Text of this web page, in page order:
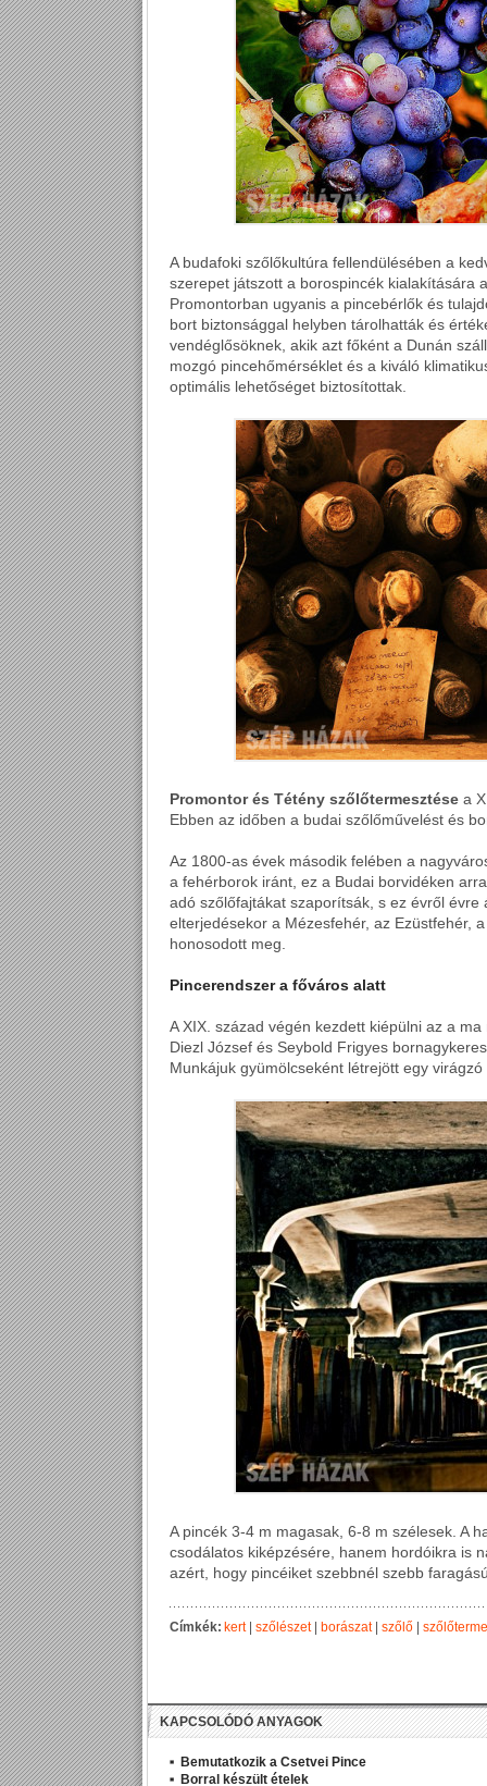
A budafoki szőlőkultúra fellendülésében a
szerepet játszott a borospincék kialakítására
Promontorban ugyanis a pincebérlők és
bort biztonsággal helyben tárolhatták és
vendéglősöknek, akik azt főként a Dunán
mozgó pincehőmérséklet és a kiváló
optimális lehetőséget biztosítottak.
Promontor és Tétény szőlőtermesztése a
Ebben az időben a budai szőlőművelést és
Az 1800-as évek második felében a
a fehérborok iránt, ez a Budai borvidéken
adó szőlőfajtákat szaporítsák, s ez évről évre
elterjedésekor a Mézesfehér, az Ezüstfehér,
honosodott meg.
Pincerendszer a főváros alatt
A XIX. század végén kezdett kiépülni az a
Diezl József és Seybold Frigyes
Munkájuk gyümölcseként létrejött egy
A pincék 3-4 m magasak, 6-8 m szélesek. A
csodálatos kiképzésére, hanem hordóikra is
azért, hogy pincéiket szebbnél szebb
Címkék: kert| szőlészet| borászat| szőlő
KAPCSOLÓDÓ ANYAGOK
Bemutatkozik a Csetvei Pince
Borral készült ételek